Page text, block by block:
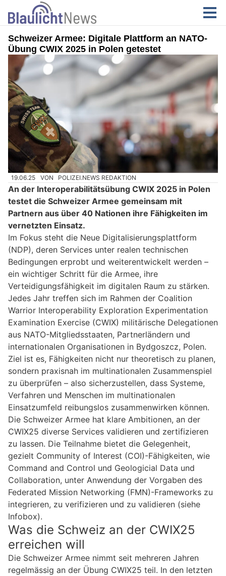
Schweizer Armee: Digitale Plattform an NATO-
Übung CWIX 2025 in Polen getestet
19.06.25 VON POLIZEI.NEWS REDAKTION
An der Interoperabilitätsübung CWIX 2025 in Polen
testet die Schweizer Armee gemeinsam mit
Partnern aus über 40 Nationen ihre Fähigkeiten im
vernetzten Einsatz.
Im Fokus steht die Neue Digitalisierungsplattform
(NDP), deren Services unter realen technischen
Bedingungen erprobt und weiterentwickelt werden –
ein wichtiger Schritt für die Armee, ihre
Verteidigungsfähigkeit im digitalen Raum zu stärken.
Jedes Jahr treffen sich im Rahmen der Coalition
Warrior Interoperability Exploration Experimentation
Examination Exercise (CWIX) militärische Delegationen
aus NATO-Mitgliedsstaaten, Partnerländern und
internationalen Organisationen in Bydgoszcz, Polen.
Ziel ist es, Fähigkeiten nicht nur theoretisch zu planen,
sondern praxisnah im multinationalen Zusammenspiel
zu überprüfen – also sicherzustellen, dass Systeme,
Verfahren und Menschen im multinationalen
Einsatzumfeld reibungslos zusammenwirken können.
Die Schweizer Armee hat klare Ambitionen, an der
CWIX25 diverse Services validieren und zertifizieren
zu lassen. Die Teilnahme bietet die Gelegenheit,
gezielt Community of Interest (COI)-Fähigkeiten, wie
Command and Control und Geologicial Data und
Collaboration, unter Anwendung der Vorgaben des
Federated Mission Networking (FMN)-Frameworks zu
integrieren, zu verifizieren und zu validieren (siehe
Infobox).
Was die Schweiz an der CWIX25
erreichen will
Die Schweizer Armee nimmt seit mehreren Jahren
regelmässig an der Übung CWIX25 teil. In den letzten